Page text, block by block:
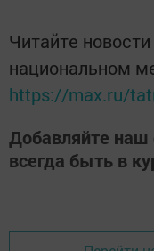
Читайте
национальном
https://max.ru/
Добавляйте наш
всегда быть в